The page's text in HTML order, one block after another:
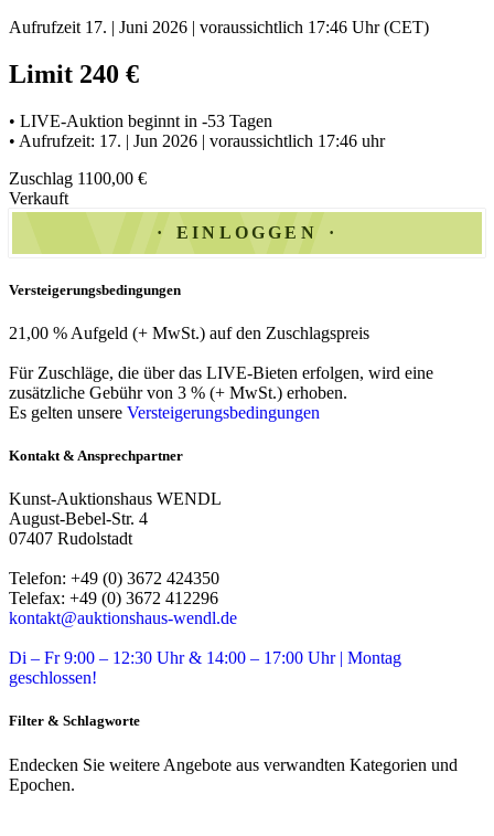
Aufrufzeit 17. | Juni 2026 | voraussichtlich 17:46 Uhr (CET)
Limit 240 €
• LIVE-Auktion beginnt in -53 Tagen
• Aufrufzeit: 17. | Jun 2026 | voraussichtlich 17:46 uhr
Zuschlag 1100,00 €
Verkauft
EINLOGGEN
Versteigerungsbedingungen
21,00 % Aufgeld (+ MwSt.) auf den Zuschlagspreis
Für Zuschläge, die über das LIVE-Bieten erfolgen, wird eine
zusätzliche Gebühr von 3 % (+ MwSt.) erhoben.
Es gelten unsere Versteigerungsbedingungen
Kontakt & Ansprechpartner
Kunst-Auktionshaus WENDL
August-Bebel-Str. 4
07407 Rudolstadt
Telefon: +49 (0) 3672 424350
Telefax: +49 (0) 3672 412296
kontakt@auktionshaus-wendl.de
Di – Fr 9:00 – 12:30 Uhr & 14:00 – 17:00 Uhr | Montag
geschlossen!
Filter & Schlagworte
Endecken Sie weitere Angebote aus verwandten Kategorien und
Epochen.